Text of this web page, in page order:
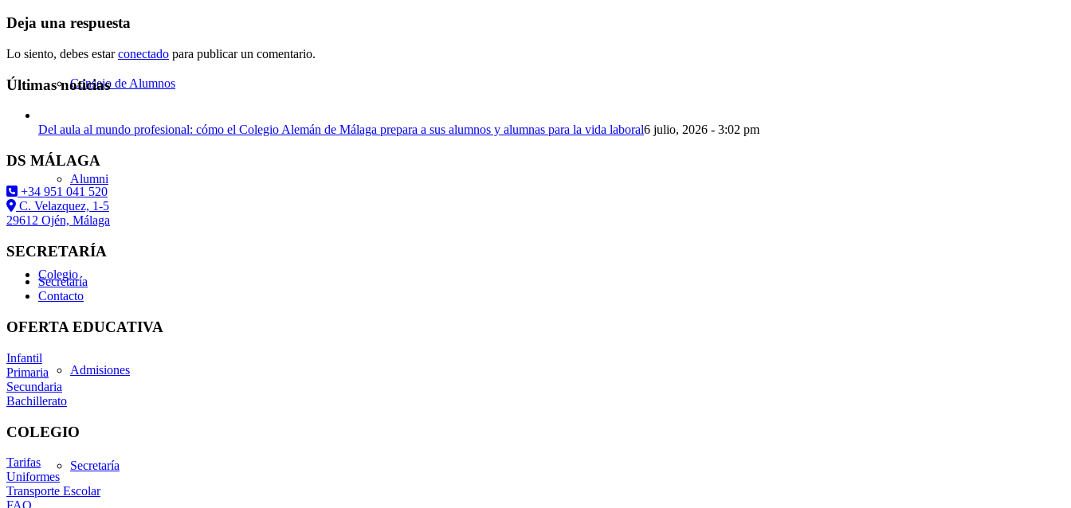
Consejo de Alumnos
Alumni
Colegio
Admisiones
Secretaría
Deja una respuesta
Lo siento, debes estarconectado para publicar un comentario.
Últimas noticias
Del aula al mundo profesional: cómo el Colegio Alemán de Málaga prepara a sus alumnos y alumnas para la vida laboral6 julio, 2026 - 3:02 pm
DS MÁLAGA
+34 951 041 520
C. Velazquez, 1-5
29612 Ojén, Málaga
SECRETARÍA
Secretaría
Contacto
OFERTA EDUCATIVA
Infantil
Primaria
Secundaria
Bachillerato
COLEGIO
Tarifas
Uniformes
Transporte Escolar